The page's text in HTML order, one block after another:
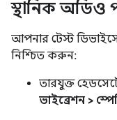
স্থানিক অডিও
আপনার টেস্ট
নিশ্চিত করুন:
তারযুক্ত
ভাইব্রেশন >